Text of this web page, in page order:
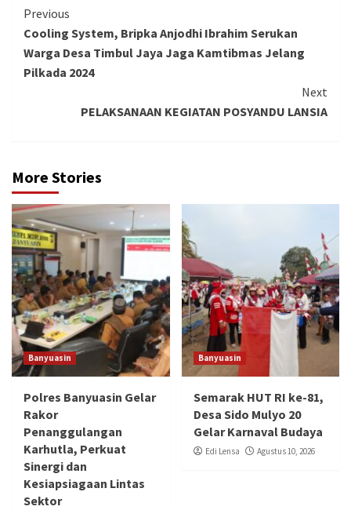
Continue
Reading
Previous
Cooling System, Bripka Anjodhi Ibrahim Serukan
Warga Desa Timbul Jaya Jaga Kamtibmas Jelang
Pilkada 2024
Next
PELAKSANAAN KEGIATAN POSYANDU LANSIA
More Stories
Banyuasin
Polres Banyuasin Gelar
Rakor
Penanggulangan
Karhutla, Perkuat
Sinergi dan
Kesiapsiagaan Lintas
Sektor
Banyuasin
Semarak HUT RI ke-81,
Desa Sido Mulyo 20
Gelar Karnaval Budaya
Edi Lensa Agustus 10, 2026